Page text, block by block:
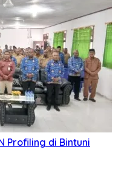
Profiling di Bintuni